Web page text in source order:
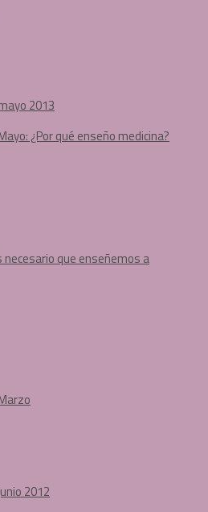
2013
¿Por qué enseño medicina?
necesario que enseñemos a
2012